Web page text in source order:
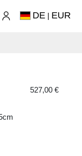
DE | EUR
527,00 €